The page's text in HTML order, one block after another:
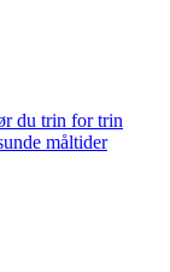
du trin for trin
måltider